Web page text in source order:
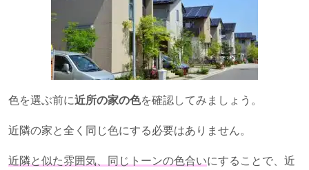
色を選ぶ前に近所の家の色を確認してみましょう。
近隣の家と全く同じ色にする必要はありません。
近隣と似た雰囲気、同じトーンの色合いにすることで、近